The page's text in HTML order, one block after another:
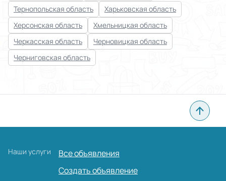
Тернопольская область
Харьковская область
Херсонская область
Хмельницкая область
Черкасская область
Черновицкая область
Черниговская область
Наши услуги
Все объявления
Создать объявление